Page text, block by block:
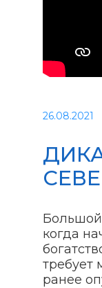
26.08.2021
Большой
когда
требует
ранее